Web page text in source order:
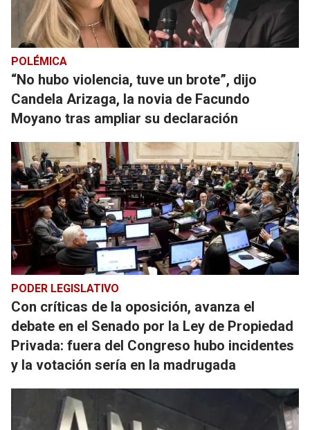
POLÉMICA
“No hubo violencia, tuve un brote”, dijo
Candela Arizaga, la novia de Facundo
Moyano tras ampliar su declaración
PODER LEGISLATIVO
Con críticas de la oposición, avanza el
debate en el Senado por la Ley de Propiedad
Privada: fuera del Congreso hubo incidentes
y la votación sería en la madrugada